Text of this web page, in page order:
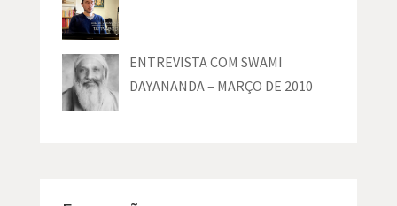
ENTREVISTA COM SWAMI
DAYANANDA – MARÇO DE 2010